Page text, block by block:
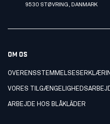
9530 STØVRING, DANMARK
OM OS
VORES
ARBEJDE HOS BLÅKLÄDER